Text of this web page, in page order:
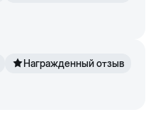
Награжденный отзыв